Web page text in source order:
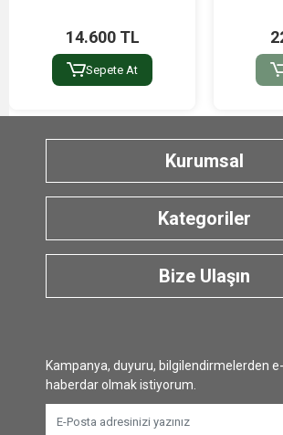
14.600 TL
Sepete At
Kurumsal
Kategoriler
Bize Ulaşın
Kampanya, duyuru, bilgilendirmelerden
haberdar olmak istiyorum.